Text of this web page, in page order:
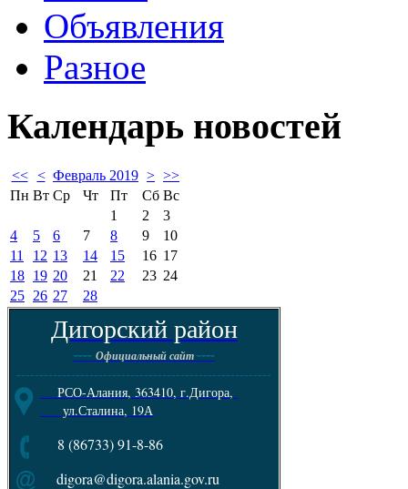
Объявления
Разное
Календарь новостей
<< < Февраль 2019 > >>
Пн Вт Ср Чт Пт Сб Вс
1
2
3
4
5 6 7 8 9
10
11
12 13 14 15 16 17
18 19 20 21 22 23 24
25 26 27 28
Дигорский район
---- Официальный сайт----
--------------------------------------------------------
РСО-Алания, 363410, г.Дигора,
ул.Сталина, 19А
8 (86733) 91-8-86
digora@digora.alania.gov.ru